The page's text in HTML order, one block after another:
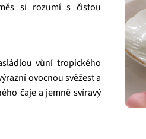
si rozumí s čistou
vůní tropického
ovocnou svěžest a
čaje a jemně svíravý